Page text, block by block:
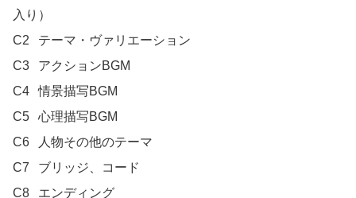
入り）
C2	テーマ・ヴァリエーション
C3	アクションBGM
C4	情景描写BGM
C5	心理描写BGM
C6	人物その他のテーマ
C7	ブリッジ、コード
C8	エンディング